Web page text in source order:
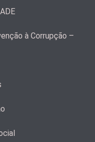
à Corrupção –